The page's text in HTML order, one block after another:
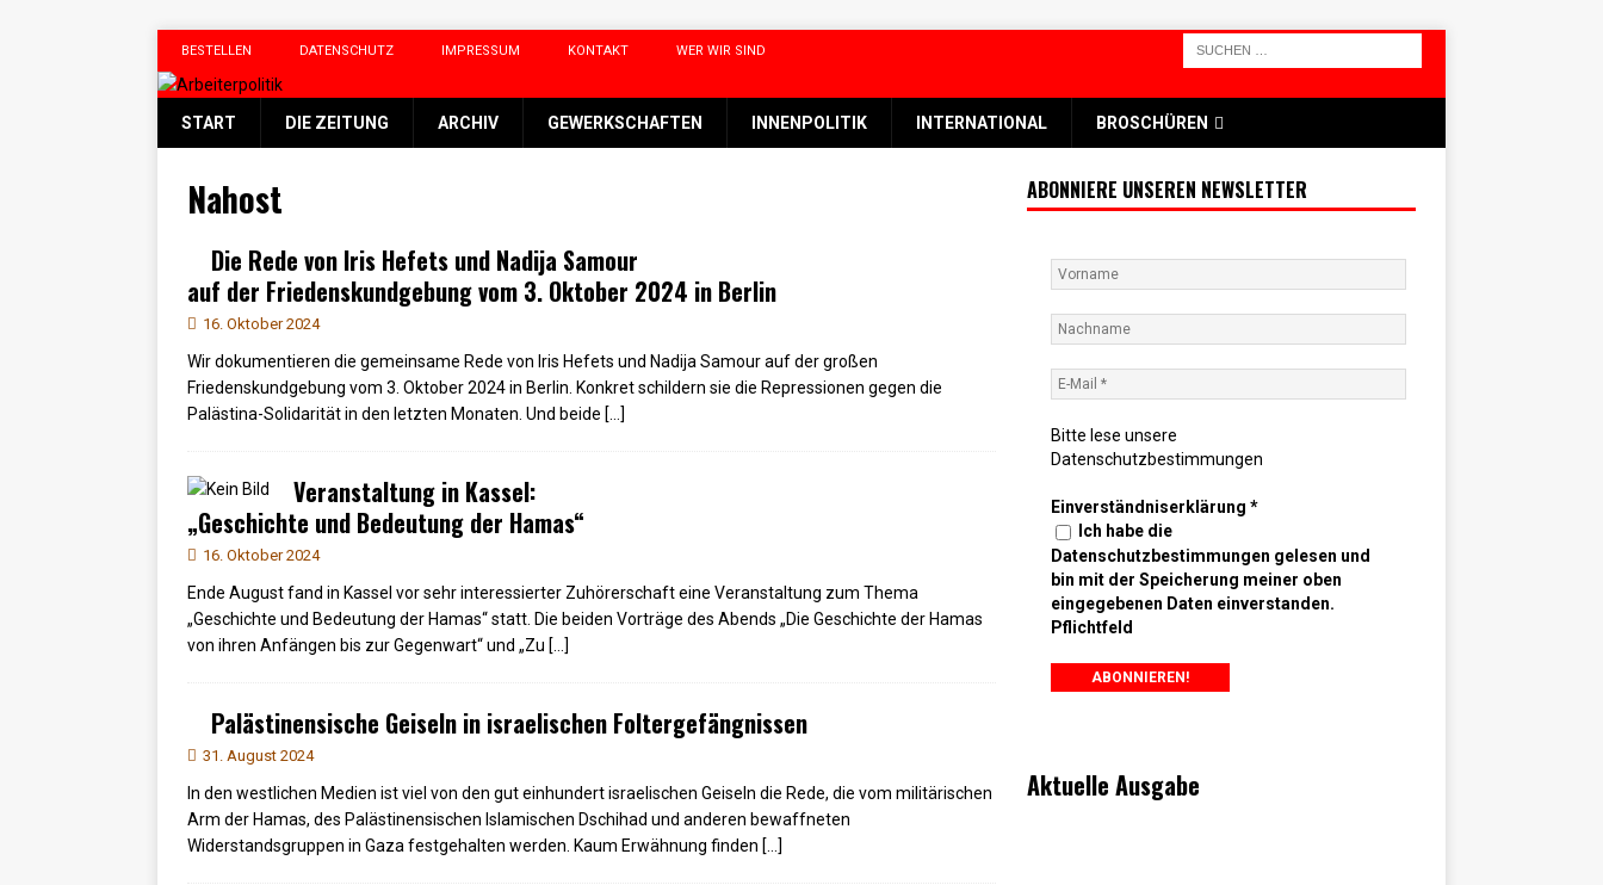
BESTELLEN DATENSCHUTZ IMPRESSUM KONTAKT WER WIR SIND
START DIE ZEITUNG ARCHIV GEWERKSCHAFTEN INNENPOLITIK INTERNATIONAL BROSCHÜREN
Nahost
Die Rede von Iris Hefets und Nadija Samour
auf der Friedenskundgebung vom 3. Oktober 2024 in Berlin
16. Oktober 2024
Wir dokumentieren die gemeinsame Rede von Iris Hefets und Nadija Samour auf der großen
Friedenskundgebung vom 3. Oktober 2024 in Berlin. Konkret schildern sie die Repressionen gegen die
Palästina-Solidarität in den letzten Monaten. Und beide […]
Veranstaltung in Kassel:
„Geschichte und Bedeutung der Hamas“
16. Oktober 2024
Ende August fand in Kassel vor sehr interessierter Zuhörerschaft eine Veranstaltung zum Thema
„Geschichte und Bedeutung der Hamas“ statt. Die beiden Vorträge des Abends „Die Geschichte der Hamas
von ihren Anfängen bis zur Gegenwart“ und „Zu […]
Palästinensische Geiseln in israelischen Foltergefängnissen
31. August 2024
In den westlichen Medien ist viel von den gut einhundert israelischen Geiseln die Rede, die vom militärischen
Arm der Hamas, des Palästinensischen Islamischen Dschihad und anderen bewaffneten
Widerstandsgruppen in Gaza festgehalten werden. Kaum Erwähnung finden […]
ABONNIERE UNSEREN NEWSLETTER
Bitte lese unsere
Datenschutzbestimmungen
Einverständniserklärung *
Ich habe die
Datenschutzbestimmungen gelesen und
bin mit der Speicherung meiner oben
eingegebenen Daten einverstanden.
Pflichtfeld
Aktuelle Ausgabe